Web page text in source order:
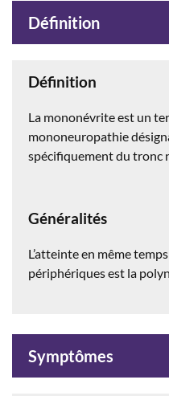
Définition
Définition
La mononévrite est un
mononeuropathie
spécifiquement du tronc
Généralités
L’atteinte en même
périphériques est la
Symptômes